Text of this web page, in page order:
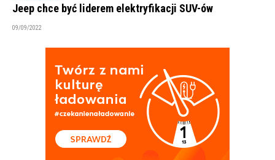
Jeep chce być liderem elektryfikacji SUV-ów
09/09/2022